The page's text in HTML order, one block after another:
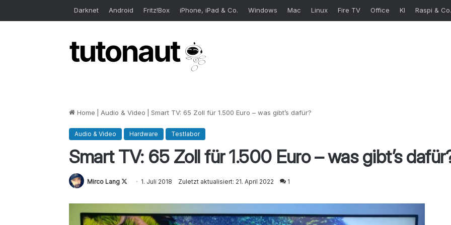
Darknet Android Fritz!Box iPhone, iPad & Co. Windows Mac Linux Fire TV Office KI Raspi & Co.
Home Audio & Video Smart TV: 65 Zoll für 1.500 Euro – was gibt’s dafür?
Audio & Video Hardware Testlabor
Smart TV: 65 Zoll für 1.500 Euro – was gibt’s
Mirco Lang
Follow
X
1. Juli 2018 Zuletzt aktualisiert: 21. April 2022 1